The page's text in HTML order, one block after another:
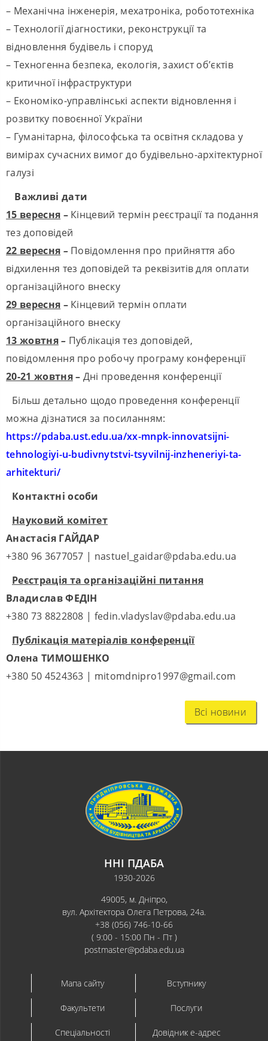
– Механічна інженерія, мехатроніка, робототехніка
– Технології діагностики, реконструкції та
відновлення будівель і споруд
– Техногенна безпека, екологія, захист об’єктів
критичної інфраструктури
– Економіко-управлінські аспекти відновлення і
розвитку повоєнної України
– Гуманітарна, філософська та освітня складова у
вимірах сучасних вимог до будівельно-архітектурної
галузі
Важливі дати
15 вересня – Кінцевий термін реєстрації та подання
тез доповідей
22 вересня – Повідомлення про прийняття або
відхилення тез доповідей та реквізитів для оплати
організаційного внеску
29 вересня – Кінцевий термін оплати
організаційного внеску
13 жовтня– Публікація тез доповідей,
повідомлення про робочу програму конференції
20-21 жовтня– Дні проведення конференції
Більш детально щодо проведення конференції
можна дізнатися за посиланням:
https://pdaba.ust.edu.ua/xx-mnpk-innovatsijni-
tehnologiyi-u-budivnytstvi-tsyvilnij-inzheneriyi-ta-
arhitekturi/
Контактні особи
Науковий комітет
Анастасія ГАЙДАР
+380 96 3677057 | nastuel_gaidar@pdaba.edu.ua
Реєстрація та організаційні питання
Владислав ФЕДІН
+380 73 8822808 | fedin.vladyslav@pdaba.edu.ua
Публікація матеріалів конференції
Олена ТИМОШЕНКО
+380 50 4524363 | mitomdnipro1997@gmail.com
Всі новини
ННІ ПДАБА
1930-2026
49005, м. Дніпро,
вул. Архітектора Олега Петрова, 24а.
+38 (056) 746-10-66
( 9:00 - 15:00 Пн - Пт )
postmaster@pdaba.edu.ua
Мапа сайту Вступнику
Факультети Послуги
Спеціальності Довідник e-адрес